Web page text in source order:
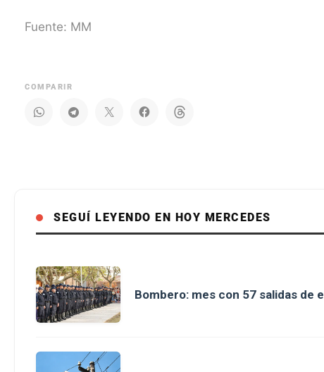
Fuente: MM
COMPARIR
SEGUÍ LEYENDO EN HOY MERCEDES
Bombero: mes con 57 salidas de